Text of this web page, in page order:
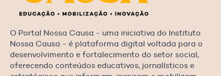
O Portal Nossa Causa - uma iniciativa do Instituto
Nossa Causa - é plataforma digital voltada para o
desenvolvimento e fortalecimento do setor social,
oferecendo conteúdos educativos, jornalísticos e